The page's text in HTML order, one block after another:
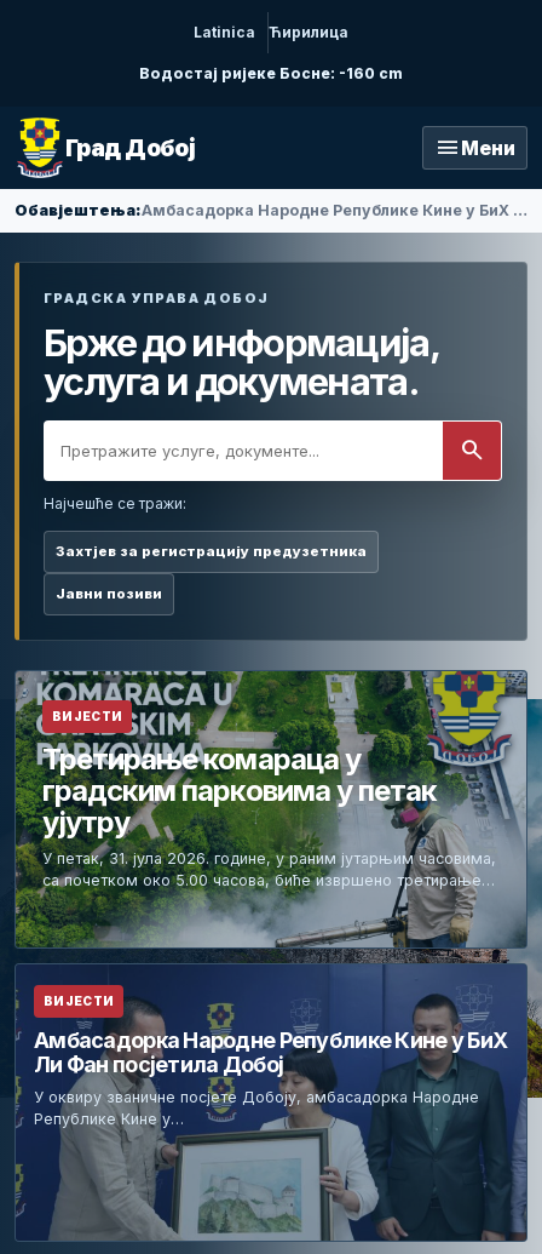
Latinica Ћирилица
Водостај ријеке Босне: -160 cm
Град Добој menu Мени
Обавјештења: Амбасадорка Народне Републике Кине у БиХ Ли Фан посјетила Добој
ГРАДСКА УПРАВА ДОБОЈ
Брже до информација,
услуга и докумената.
search
Најчешће се тражи:
Захтјев за регистрацију предузетника
Јавни позиви
ВИЈЕСТИ
Третирање комараца у
градским парковима у петак
ујутру
У петак, 31. јула 2026. године, у раним јутарњим часовима,
са почетком око 5.00 часова, биће извршено третирање…
ВИЈЕСТИ
Амбасадорка Народне Републике Кине у БиХ
Ли Фан посјетила Добој
У оквиру званичне посјете Добоју, амбасадорка Народне
Републике Кине у…